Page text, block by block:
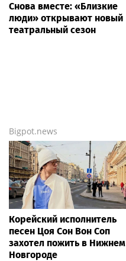
Снова вместе: «Близкие
люди» открывают новый
театральный сезон
Bigpot.news
Корейский исполнитель
песен Цоя Сон Вон Соп
захотел пожить в Нижнем
Новгороде